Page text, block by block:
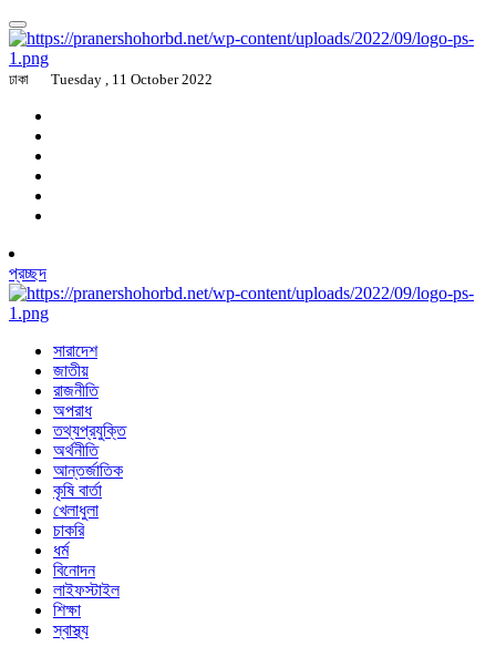
ঢাকা Tuesday , 11 October 2022
প্রচ্ছদ
সারাদেশ
জাতীয়
রাজনীতি
অপরাধ
তথ্যপ্রযুক্তি
অর্থনীতি
আন্তর্জাতিক
কৃষি বার্তা
খেলাধুলা
চাকরি
ধর্ম
বিনোদন
লাইফস্টাইল
শিক্ষা
স্বাস্থ্য